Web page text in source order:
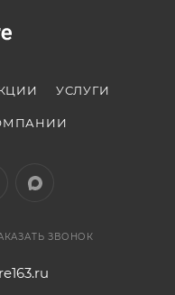
УСЛУГИ
ЗВОНОК